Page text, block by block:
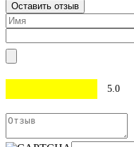
Оставить отзыв
5.0